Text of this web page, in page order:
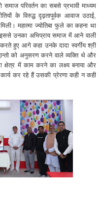
समाज परिवर्तन का सबसे प्रभावी माध्यम
के विरुद्ध दृढ़तापूर्वक आवाज उठाई,
महात्मा ज्योतिबा फुले का कहना था
इससे उनका अभिप्राय समाज में आने वाली
हुए आगे कहा उनके दादा स्वर्गीय श्री
को अनुसरण करने वाले व्यक्ति थे और
क्षेत्र में काम करने का लक्ष्य बनाया और
कर रहे हैं उसकी प्रेरणा कही न कही